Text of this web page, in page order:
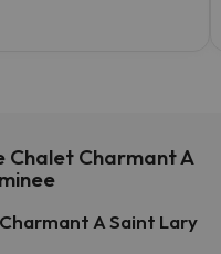
Chalet Charmant A
A Saint Lary